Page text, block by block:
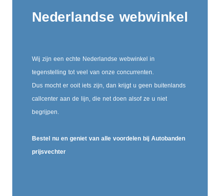
Nederlandse webwinkel
Wij zijn een echte Nederlandse webwinkel in
tegenstelling tot veel van onze concurrenten.
Dus mocht er ooit iets zijn, dan krijgt u geen buitenlands
callcenter aan de lijn, die net doen alsof ze u niet
begrijpen.
Bestel nu en geniet van alle voordelen bij Autobanden
prijsvechter